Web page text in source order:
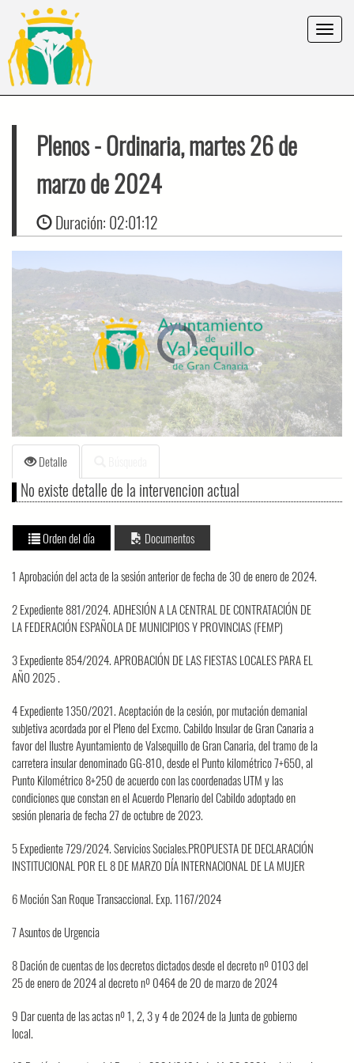
Toggle
Plenos- Ordinaria, martes 26 de
marzo de 2024
Duración: 02:01:12
Video
Player
is
loading.
Detalle
No existe detalle de la intervencion actual
Orden del día Documentos
1 Aprobación del acta de la sesión anterior de fecha de 30 de enero de 2024.
2 Expediente 881/2024. ADHESIÓN A LA CENTRAL DE CONTRATACIÓN DE
LA FEDERACIÓN ESPAÑOLA DE MUNICIPIOS Y PROVINCIAS (FEMP)
3 Expediente 854/2024. APROBACIÓN DE LAS FIESTAS LOCALES PARA EL
AÑO 2025 .
4 Expediente 1350/2021. Aceptación de la cesión, por mutación demanial
subjetiva acordada por el Pleno del Excmo. Cabildo Insular de Gran Canaria a
favor del Ilustre Ayuntamiento de Valsequillo de Gran Canaria, del tramo de la
carretera insular denominado GG-810, desde el Punto kilométrico 7+650, al
Punto Kilométrico 8+250 de acuerdo con las coordenadas UTM y las
condiciones que constan en el Acuerdo Plenario del Cabildo adoptado en
sesión plenaria de fecha 27 de octubre de 2023.
5 Expediente 729/2024. Servicios Sociales.PROPUESTA DE DECLARACIÓN
INSTITUCIONAL POR EL 8 DE MARZO DÍA INTERNACIONAL DE LA MUJER
6 Moción San Roque Transaccional. Exp. 1167/2024
7 Asuntos de Urgencia
8 Dación de cuentas de los decretos dictados desde el decreto nº 0103 del
25 de enero de 2024 al decreto nº 0464 de 20 de marzo de 2024
9 Dar cuenta de las actas nº 1, 2, 3 y 4 de 2024 de la Junta de gobierno
local.